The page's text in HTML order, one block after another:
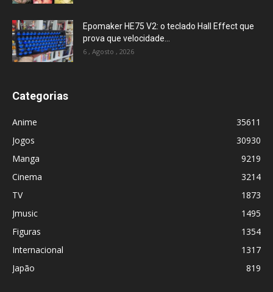
Epomaker HE75 V2: o teclado Hall Effect que
prova que velocidade...
6 , Agosto , 2026
Categorias
Anime
35611
Jogos
30930
Manga
9219
Cinema
3214
TV
1873
Jmusic
1495
Figuras
1354
Internacional
1317
Japão
819